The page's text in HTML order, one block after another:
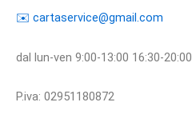
​​✉️ ​cartaservice@gmail.com
dal lun-ven 9:00-13:00 16:30-20:00
P.iva: 02951180872